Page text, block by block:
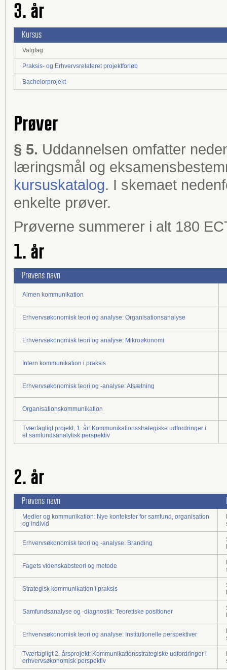
3. år
Kursus
Valgfag
Praksis- og Erhvervsrelateret projektforløb
Bachelorprojekt
Prøver
§ 5. Uddannelsen omfatter
læringsmål og
kursuskatalog. I skemaet
enkelte prøver.
Prøverne summerer i alt 180
1. år
Prøvens navn
Almen kommunikation
Erhvervsøkonomisk teori og analyse: Organisationsanalyse
Erhvervsøkonomisk teori og analyse: Mikroøkonomi
Intern kommunikation i praksis
Erhvervsøkonomisk teori og -analyse: Afsætning
Organisationskommunikation
Tværfagligt projekt, 1. år: Kommunikationsstrategiske udfordringer i
et samfundsanalytisk perspektiv
2. år
Prøvens navn
Medier og kommunikation: Nye kontekster for samfund, organisation
og individ
Erhvervsøkonomisk teori og -analyse: Branding
Fagets videnskabsteori og metode
Strategisk kommunikation i praksis
Samfundsanalyse og -diagnostik: Teoretiske positioner
Erhvervsøkonomisk teori og analyse: Institutionelle perspektiver
Tværfagligt 2.-årsprojekt: Kommunikationsstrategiske udfordringer i
erhvervsøkonomisk perspektiv